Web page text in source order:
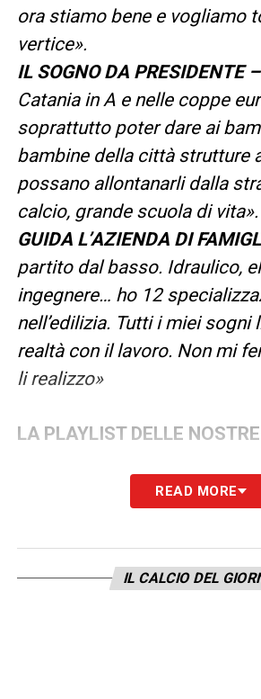
ora stiamo bene e vogliamo
vertice».
IL SOGNO DA PRESIDENTE –
Catania in A e nelle coppe
soprattutto poter dare ai
bambine della città strutture
possano allontanarli dalla
calcio, grande scuola di vita».
GUIDA L’AZIENDA DI
partito dal basso. Idraulico,
ingegnere… ho 12
nell’edilizia. Tutti i miei sogni
realtà con il lavoro. Non mi
li realizzo»
LA PLAYLIST DELLE
READ MORE
IL CALCIO DEL